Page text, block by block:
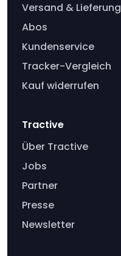
Versand & Lieferung
Abos
Kundenservice
Tracker-Vergleich
Kauf widerrufen
Tractive
Über Tractive
Jobs
Partner
Presse
Newsletter